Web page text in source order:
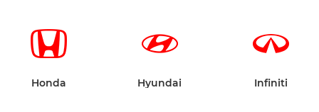
Honda Hyundai Infiniti